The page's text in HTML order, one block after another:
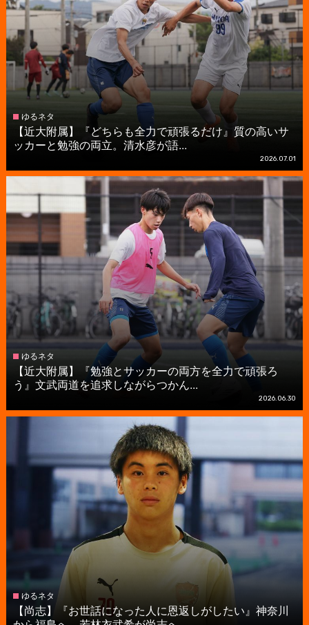
ゆるネタ
【近大附属】『どちらも全力で頑張るだけ』質の高いサ
ッカーと勉強の両立。清水彦が語...
2026.07.01
ゆるネタ
【近大附属】『勉強とサッカーの両方を全力で頑張ろ
う』文武両道を追求しながらつかん...
2026.06.30
ゆるネタ
【尚志】『お世話になった人に恩返しがしたい』神奈川